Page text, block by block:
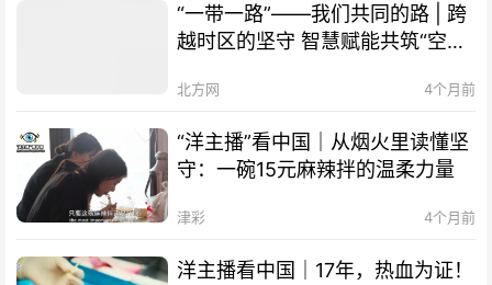
Millennia-old Qi-Huang Wisdom
of TCM
“一带一路”——我们共同的路 | 跨
越时区的坚守 智慧赋能共筑“空中
Initiative – Our Shared Path |
Cooperation, "Air Silk Road"
Connects Times Zones
北方网 4个月前
“洋主播”看中国｜从烟火里读懂坚
守：一碗15元麻辣拌的温柔力量
津彩 4个月前
洋主播看中国｜17年，热血为证！